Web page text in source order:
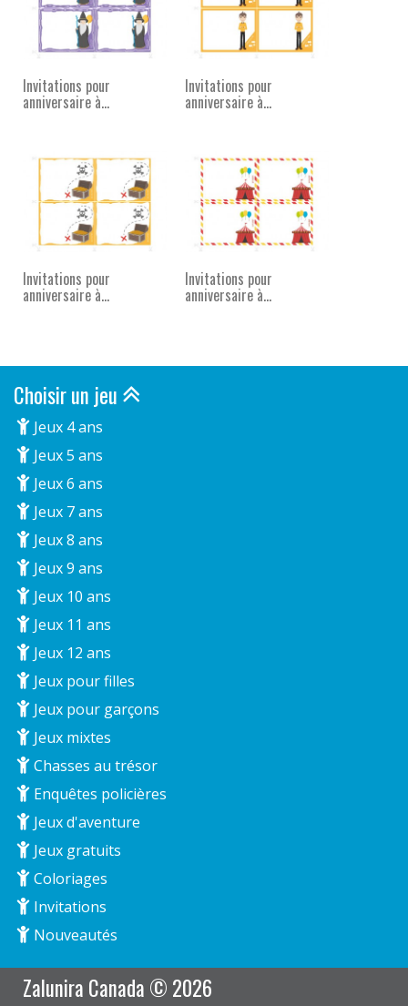
Invitations pour
anniversaire à...
Invitations pour
anniversaire à...
Invitations pour
anniversaire à...
Invitations pour
anniversaire à...
Choisir un jeu
Jeux 4 ans
Jeux 5 ans
Jeux 6 ans
Jeux 7 ans
Jeux 8 ans
Jeux 9 ans
Jeux 10 ans
Jeux 11 ans
Jeux 12 ans
Jeux pour filles
Jeux pour garçons
Jeux mixtes
Chasses au trésor
Enquêtes policières
Jeux d'aventure
Jeux gratuits
Coloriages
Invitations
Nouveautés
Zalunira Canada © 2026